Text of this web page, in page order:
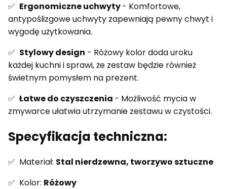
✅ Ergonomiczne uchwyty- Komfortowe,
antypoślizgowe uchwyty zapewniają pewny chwyt i
wygodę użytkowania.
✅ Stylowy design - Różowy kolor doda uroku
każdej kuchni i sprawi, że zestaw będzie również
świetnym pomysłem na prezent.
✅ Łatwe do czyszczenia - Możliwość mycia w
zmywarce ułatwia utrzymanie zestawu w czystości.
Specyfikacja techniczna:
✅ Materiał: Stal nierdzewna, tworzywo sztuczne
✅ Kolor: Różowy